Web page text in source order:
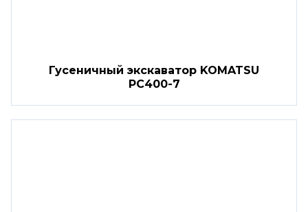
Гусеничный экскаватор KOMATSU
PC400-7